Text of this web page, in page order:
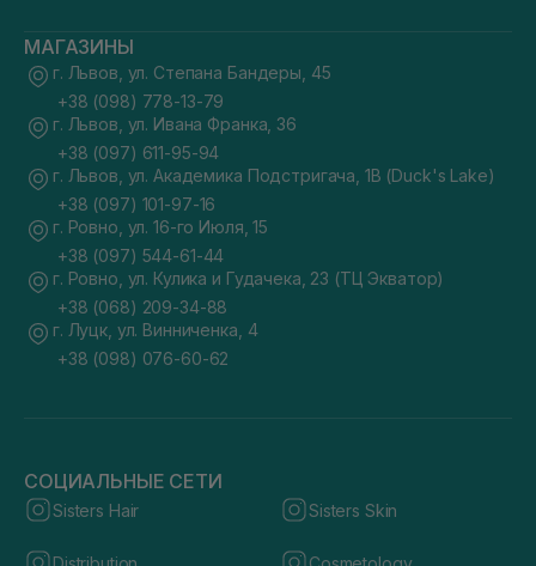
МАГАЗИНЫ
г. Львов, ул. Степана Бандеры, 45
+38 (098) 778-13-79
г. Львов, ул. Ивана Франка, 36
+38 (097) 611-95-94
г. Львов, ул. Академика Подстригача, 1В (Duck's Lake)
+38 (097) 101-97-16
г. Ровно, ул. 16-го Июля, 15
+38 (097) 544-61-44
г. Ровно, ул. Кулика и Гудачека, 23 (ТЦ Экватор)
+38 (068) 209-34-88
г. Луцк, ул. Винниченка, 4
+38 (098) 076-60-62
СОЦИАЛЬНЫЕ СЕТИ
Sisters Hair Sisters Skin